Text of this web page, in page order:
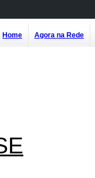
Home Agora na Rede